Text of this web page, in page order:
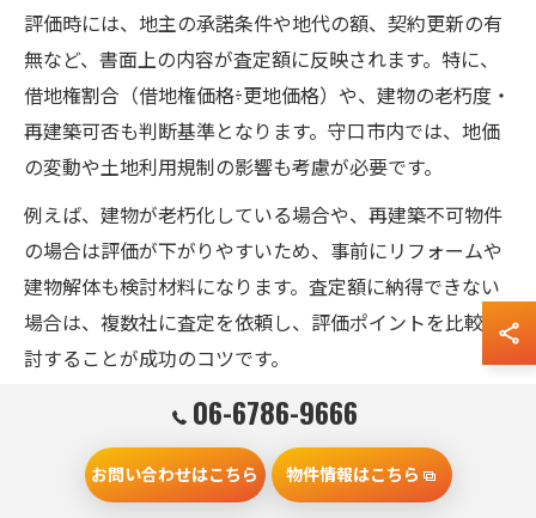
評価時には、地主の承諾条件や地代の額、契約更新の有
無など、書面上の内容が査定額に反映されます。特に、
借地権割合（借地権価格÷更地価格）や、建物の老朽度・
再建築可否も判断基準となります。守口市内では、地価
の変動や土地利用規制の影響も考慮が必要です。
例えば、建物が老朽化している場合や、再建築不可物件
の場合は評価が下がりやすいため、事前にリフォームや
建物解体も検討材料になります。査定額に納得できない
場合は、複数社に査定を依頼し、評価ポイントを比較検
討することが成功のコツです。
借地権売却で査定額を高める工夫と実例
査定額を高めるためには、借地権の魅力を正確に伝える
工夫が重要です。例えば、建物の修繕履歴や維持管理状
06-6786-9666
お問い合わせはこちら 物件情報はこちら